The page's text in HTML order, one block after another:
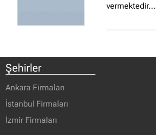
vermektedir...
Şehirler
Ankara Firmaları
İstanbul Firmaları
İzmir Firmaları